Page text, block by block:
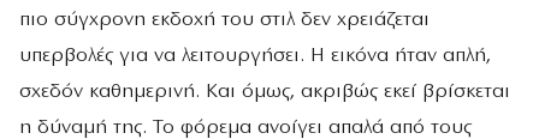
πιο σύγχρονη εκδοχή του στιλ δεν χρειάζεται
υπερβολές για να λειτουργήσει. Η εικόνα ήταν απλή,
σχεδόν καθημερινή. Και όμως, ακριβώς εκεί βρίσκεται
η δύναμή της. Το φόρεμα ανοίγει απαλά από τους